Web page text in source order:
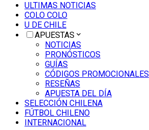
ULTIMAS NOTICIAS
COLO COLO
U DE CHILE
APUESTAS
NOTICIAS
PRONÓSTICOS
GUÍAS
CÓDIGOS PROMOCIONALES
RESEÑAS
APUESTA DEL DÍA
SELECCIÓN CHILENA
FÚTBOL CHILENO
INTERNACIONAL